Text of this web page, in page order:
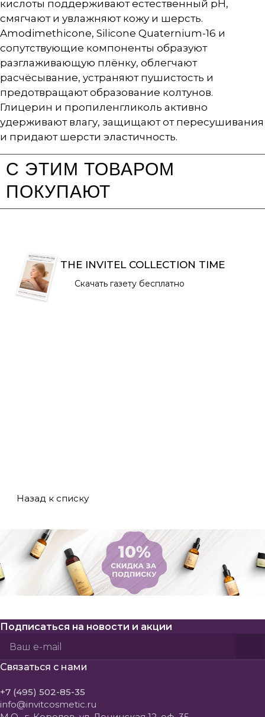
кислоты поддерживают естественный pH,
смягчают и увлажняют кожу и шерсть.
Amodimethicone, Silicone Quaternium-16 и
сопутствующие компоненты образуют
разглаживающую плёнку, облегчают
расчёсывание, устраняют пушистость и
предотвращают образование колтунов.
Глицерин и пропиленгликоль активно
удерживают влагу, защищают от пересушивания
и придают шерсти эластичность.
С ЭТИМ ТОВАРОМ
ПОКУПАЮТ
THE INVITEL COLLECTION TIME
Скачать газету бесплатно
Назад к списку
Подписаться на новости и акции
Политикой конфиденциальности
Связаться с нами
+7 (495) 502-85-35
info@invitcosmetic.ru